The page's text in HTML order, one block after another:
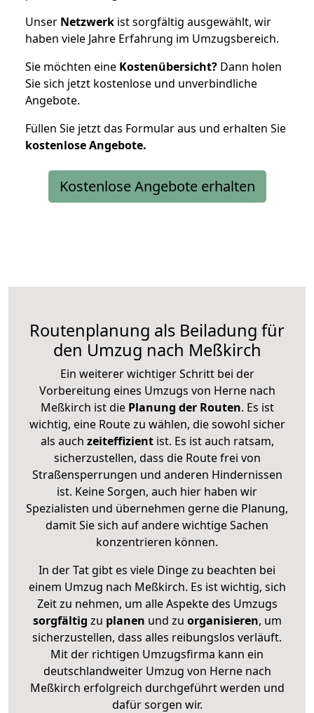
Unser Netzwerk ist sorgfältig ausgewählt, wir
haben viele Jahre Erfahrung im Umzugsbereich.
Sie möchten eine Kostenübersicht? Dann holen
Sie sich jetzt kostenlose und unverbindliche
Angebote.
Füllen Sie jetzt das Formular aus und erhalten Sie
kostenloseAngebote.
Kostenlose Angebote erhalten
Routenplanung als Beiladung für
den Umzug nach Meßkirch
Ein weiterer wichtiger Schritt bei der
Vorbereitung eines Umzugs von Herne nach
Meßkirch ist diePlanung der Routen. Es ist
wichtig, eine Route zu wählen, die sowohl sicher
als auch zeiteffizientist. Es ist auch ratsam,
sicherzustellen, dass die Route frei von
Straßensperrungen und anderen Hindernissen
ist. Keine Sorgen, auch hier haben wir
Spezialisten und übernehmen gerne die Planung,
damit Sie sich auf andere wichtige Sachen
konzentrieren können.
In der Tat gibt es viele Dinge zu beachten bei
einem Umzug nach Meßkirch. Es ist wichtig, sich
Zeit zu nehmen, um alle Aspekte des Umzugs
sorgfältig zu planen und zu organisieren, um
sicherzustellen, dass alles reibungslos verläuft.
Mit der richtigen Umzugsfirma kann ein
deutschlandweiter Umzug von Herne nach
Meßkirch erfolgreich durchgeführt werden und
dafür sorgen wir.